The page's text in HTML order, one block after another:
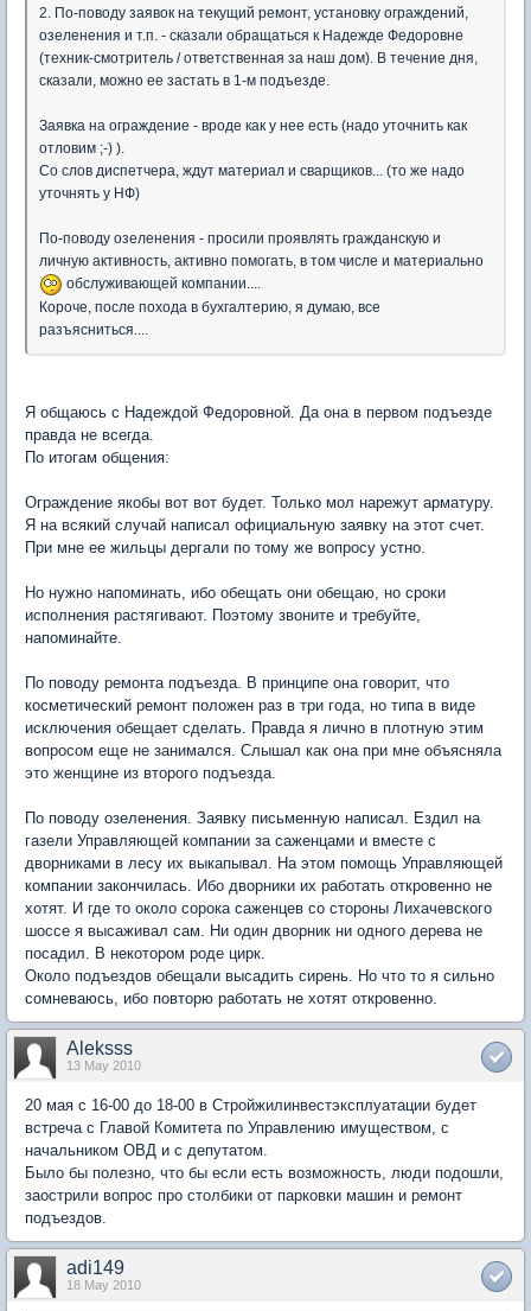
2. По-поводу заявок на текущий ремонт, установку ограждений,
озеленения и т.п. - сказали обращаться к Надежде Федоровне
(техник-смотритель / ответственная за наш дом). В течение дня,
сказали, можно ее застать в 1-м подъезде.
Заявка на ограждение - вроде как у нее есть (надо уточнить как
отловим ;-) ).
Со слов диспетчера, ждут материал и сварщиков... (то же надо
уточнять у НФ)
По-поводу озеленения - просили проявлять гражданскую и
личную активность, активно помогать, в том числе и материально
обслуживающей компании....
Короче, после похода в бухгалтерию, я думаю, все
разъясниться....
Я общаюсь с Надеждой Федоровной. Да она в первом подъезде
правда не всегда.
По итогам общения:
Ограждение якобы вот вот будет. Только мол нарежут арматуру.
Я на всякий случай написал официальную заявку на этот счет.
При мне ее жильцы дергали по тому же вопросу устно.
Но нужно напоминать, ибо обещать они обещаю, но сроки
исполнения растягивают. Поэтому звоните и требуйте,
напоминайте.
По поводу ремонта подъезда. В принципе она говорит, что
косметический ремонт положен раз в три года, но типа в виде
исключения обещает сделать. Правда я лично в плотную этим
вопросом еще не занимался. Слышал как она при мне объясняла
это женщине из второго подъезда.
По поводу озеленения. Заявку письменную написал. Ездил на
газели Управляющей компании за саженцами и вместе с
дворниками в лесу их выкапывал. На этом помощь Управляющей
компании закончилась. Ибо дворники их работать откровенно не
хотят. И где то около сорока саженцев со стороны Лихачевского
шоссе я высаживал сам. Ни один дворник ни одного дерева не
посадил. В некотором роде цирк.
Около подъездов обещали высадить сирень. Но что то я сильно
сомневаюсь, ибо повторю работать не хотят откровенно.
Aleksss
13 May 2010
20 мая с 16-00 до 18-00 в Стройжилинвестэксплуатации будет
встреча с Главой Комитета по Управлению имуществом, с
начальником ОВД и с депутатом.
Было бы полезно, что бы если есть возможность, люди подошли,
заострили вопрос про столбики от парковки машин и ремонт
подъездов.
adi149
18 May 2010